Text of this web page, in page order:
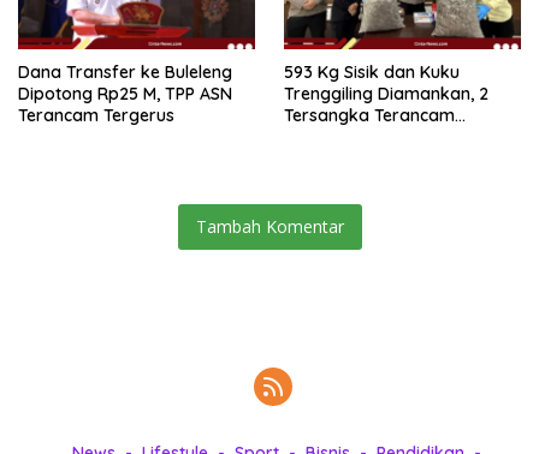
Dana Transfer ke Buleleng
Dipotong Rp25 M, TPP ASN
Terancam Tergerus
593 Kg Sisik dan Kuku
Trenggiling Diamankan, 2
Tersangka Terancam
Tambah Komentar